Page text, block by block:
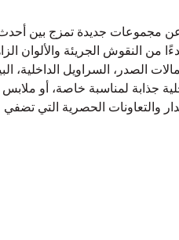
جديدة تمزج بين أحدث
من النقوش الجريئة والألوان
الصدر، السراويل
جذابة لمناسبة خاصة، أو
والتعاونات الحصرية التي